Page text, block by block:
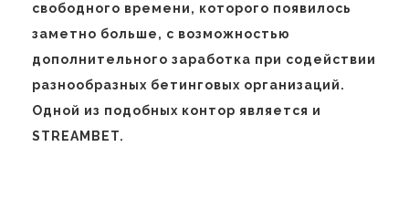
свободного времени, которого появилось
заметно больше, с возможностью
дополнительного заработка при содействии
разнообразных бетинговых организаций.
Одной из подобных контор является и
STREAMBET.